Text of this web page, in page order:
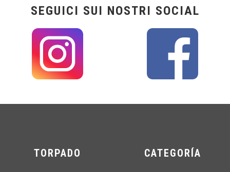
SEGUICI SUI NOSTRI SOCIAL
TORPADO CATEGORÍA